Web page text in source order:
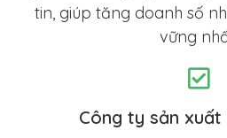
tin, giúp tăng doanh số
vững
Công ty sản xuất